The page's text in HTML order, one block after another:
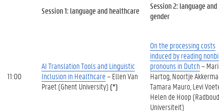
Session 1: language and healthcare
Session 2: language and
gender
11:00
AI Translation Tools and Linguistic
Inclusion in Healthcare– Ellen Van
Praet (Ghent University) (*)
On the processing costs
induced by reading
pronouns in Dutch–
Hartog, Noortje
Tamara Mauro, Levi
Helen de Hoop (Radboud
Universiteit)